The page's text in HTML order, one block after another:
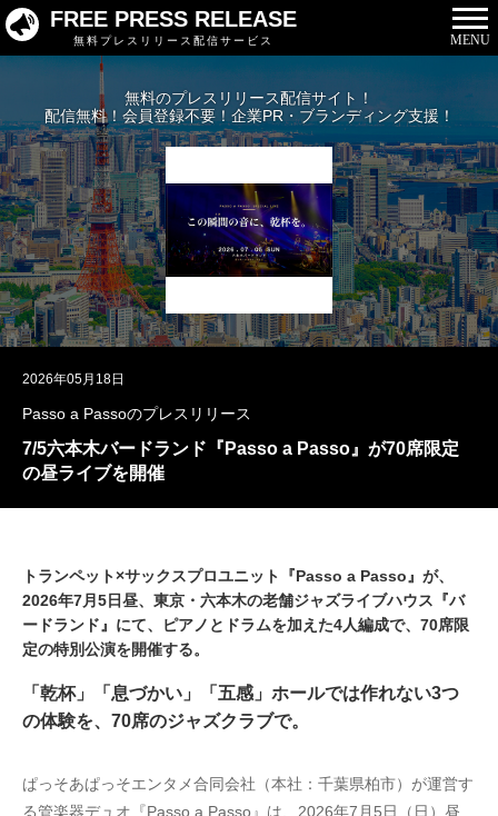
FREE PRESS RELEASE
無料プレスリリース配信サービス MENU
無料のプレスリリース配信サイト！
配信無料！会員登録不要！企業PR・ブランディング支援！
2026年05月18日
Passo a Passoのプレスリリース
7/5六本木バードランド『Passo a Passo』が70席限定
の昼ライブを開催
トランペット×サックスプロユニット『Passo a Passo』が、
2026年7月5日昼、東京・六本木の老舗ジャズライブハウス『バ
ードランド』にて、ピアノとドラムを加えた4人編成で、70席限
定の特別公演を開催する。
「乾杯」「息づかい」「五感」ホールでは作れない3つ
の体験を、70席のジャズクラブで。
ぱっそあぱっそエンタメ合同会社（本社：千葉県柏市）が運営す
る管楽器デュオ『Passo a Passo』は、2026年7月5日（日）昼